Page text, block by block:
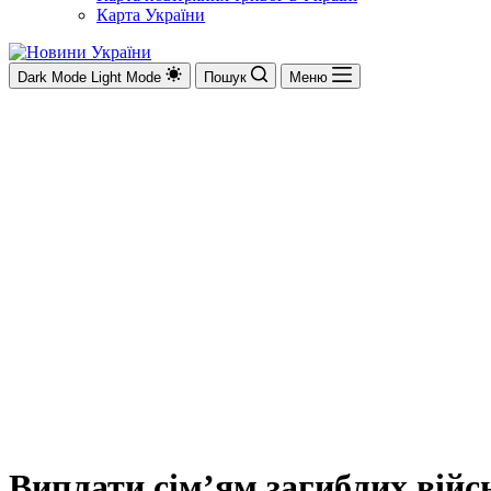
Карта України
Dark Mode Light Mode Пошук Меню